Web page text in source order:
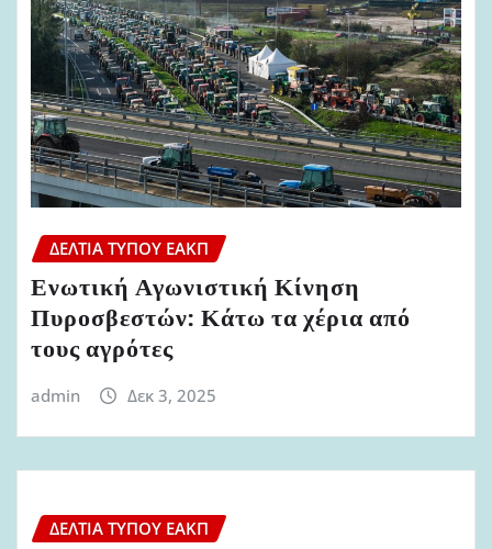
ΔΕΛΤΊΑ ΤΎΠΟΥ ΕΑΚΠ
Ενωτική Αγωνιστική Κίνηση
Πυροσβεστών: Κάτω τα χέρια από
τους αγρότες
admin Δεκ 3, 2025
ΔΕΛΤΊΑ ΤΎΠΟΥ ΕΑΚΠ